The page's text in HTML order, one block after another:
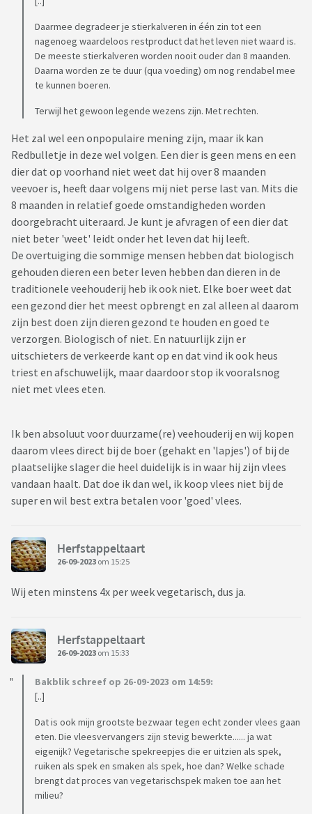
Daarmee degradeer je stierkalveren in één zin tot een
nagenoeg waardeloos restproduct dat het leven niet waard is.
De meeste stierkalveren worden nooit ouder dan 8 maanden.
Daarna worden ze te duur (qua voeding) om nog rendabel mee
te kunnen boeren.
Terwijl het gewoon legende wezens zijn. Met rechten.
Het zal wel een onpopulaire mening zijn, maar ik kan
Redbulletje in deze wel volgen. Een dier is geen mens en een
dier dat op voorhand niet weet dat hij over 8 maanden
veevoer is, heeft daar volgens mij niet perse last van. Mits die
8 maanden in relatief goede omstandigheden worden
doorgebracht uiteraard. Je kunt je afvragen of een dier dat
niet beter 'weet' leidt onder het leven dat hij leeft.
De overtuiging die sommige mensen hebben dat biologisch
gehouden dieren een beter leven hebben dan dieren in de
traditionele veehouderij heb ik ook niet. Elke boer weet dat
een gezond dier het meest opbrengt en zal alleen al daarom
zijn best doen zijn dieren gezond te houden en goed te
verzorgen. Biologisch of niet. En natuurlijk zijn er
uitschieters de verkeerde kant op en dat vind ik ook heus
triest en afschuwelijk, maar daardoor stop ik vooralsnog
niet met vlees eten.
Ik ben absoluut voor duurzame(re) veehouderij en wij kopen
daarom vlees direct bij de boer (gehakt en 'lapjes') of bij de
plaatselijke slager die heel duidelijk is in waar hij zijn vlees
vandaan haalt. Dat doe ik dan wel, ik koop vlees niet bij de
super en wil best extra betalen voor 'goed' vlees.
Herfstappeltaart
26-09-2023 om 15:25
Wij eten minstens 4x per week vegetarisch, dus ja.
Herfstappeltaart
26-09-2023 om 15:33
Bakblik schreef op 26-09-2023 om 14:59:
[..]
Dat is ook mijn grootste bezwaar tegen echt zonder vlees gaan
eten. Die vleesvervangers zijn stevig bewerkte...... ja wat
eigenijk? Vegetarische spekreepjes die er uitzien als spek,
ruiken als spek en smaken als spek, hoe dan? Welke schade
brengt dat proces van vegetarischspek maken toe aan het
milieu?